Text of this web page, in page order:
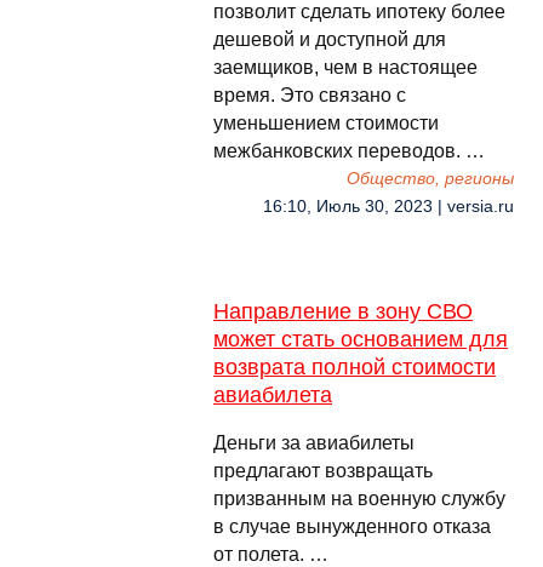
позволит сделать ипотеку более
дешевой и доступной для
заемщиков, чем в настоящее
время. Это связано с
уменьшением стоимости
межбанковских переводов. …
Общество, регионы
16:10, Июль 30, 2023 | versia.ru
Направление в зону СВО
может стать основанием для
возврата полной стоимости
авиабилета
Деньги за авиабилеты
предлагают возвращать
призванным на военную службу
в случае вынужденного отказа
от полета. …